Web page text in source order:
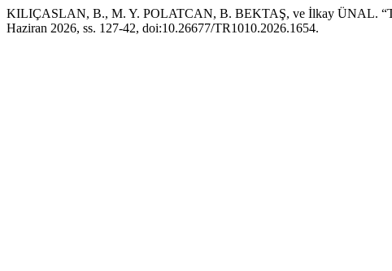
KILIÇASLAN, B., M. Y. POLATCAN, B. BEKTAŞ, ve İlkay ÜNAL.
Haziran 2026, ss. 127-42, doi:10.26677/TR1010.2026.1654.